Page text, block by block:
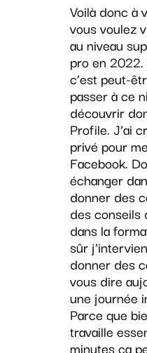
Voilà donc à
vous voulez
au niveau
pro en
c’est peut-
passer à ce
découvrir
Profile. J’ai
privé pour
Facebook.
échanger
donner des
des conseils
dans la
sûr
donner des
vous dire
une journée
Parce que
travaille
minutes ça